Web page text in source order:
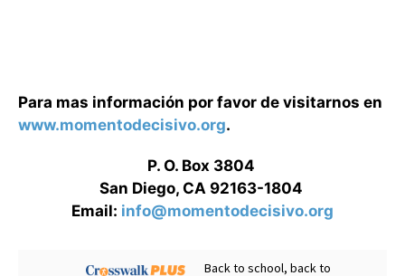
Para mas información por favor de visitarnos en
www.momentodecisivo.org.
P. O. Box 3804
San Diego, CA 92163-1804
Email: info@momentodecisivo.org